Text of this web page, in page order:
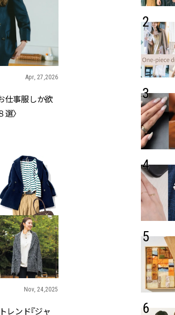
Apr, 27,2026
仕事服しか欲
選〉
Nov, 24,2025
レンド『ジャ
存在感が際立つ！ポメラートの
「トゥギャザー」シリーズに注
【結婚指輪】人気ブランドのリ
ング22選｜20〜30代カップルの
エピソードも | CLASSY.[クラッシ
ィ]
WEDDING
20万円台〜【カルティエ人気リ
ング４選】ラブ、トリニティetc.
を『マリッジ』に選ぶ人増えて
ます！ | CLASSY.[クラッシィ]